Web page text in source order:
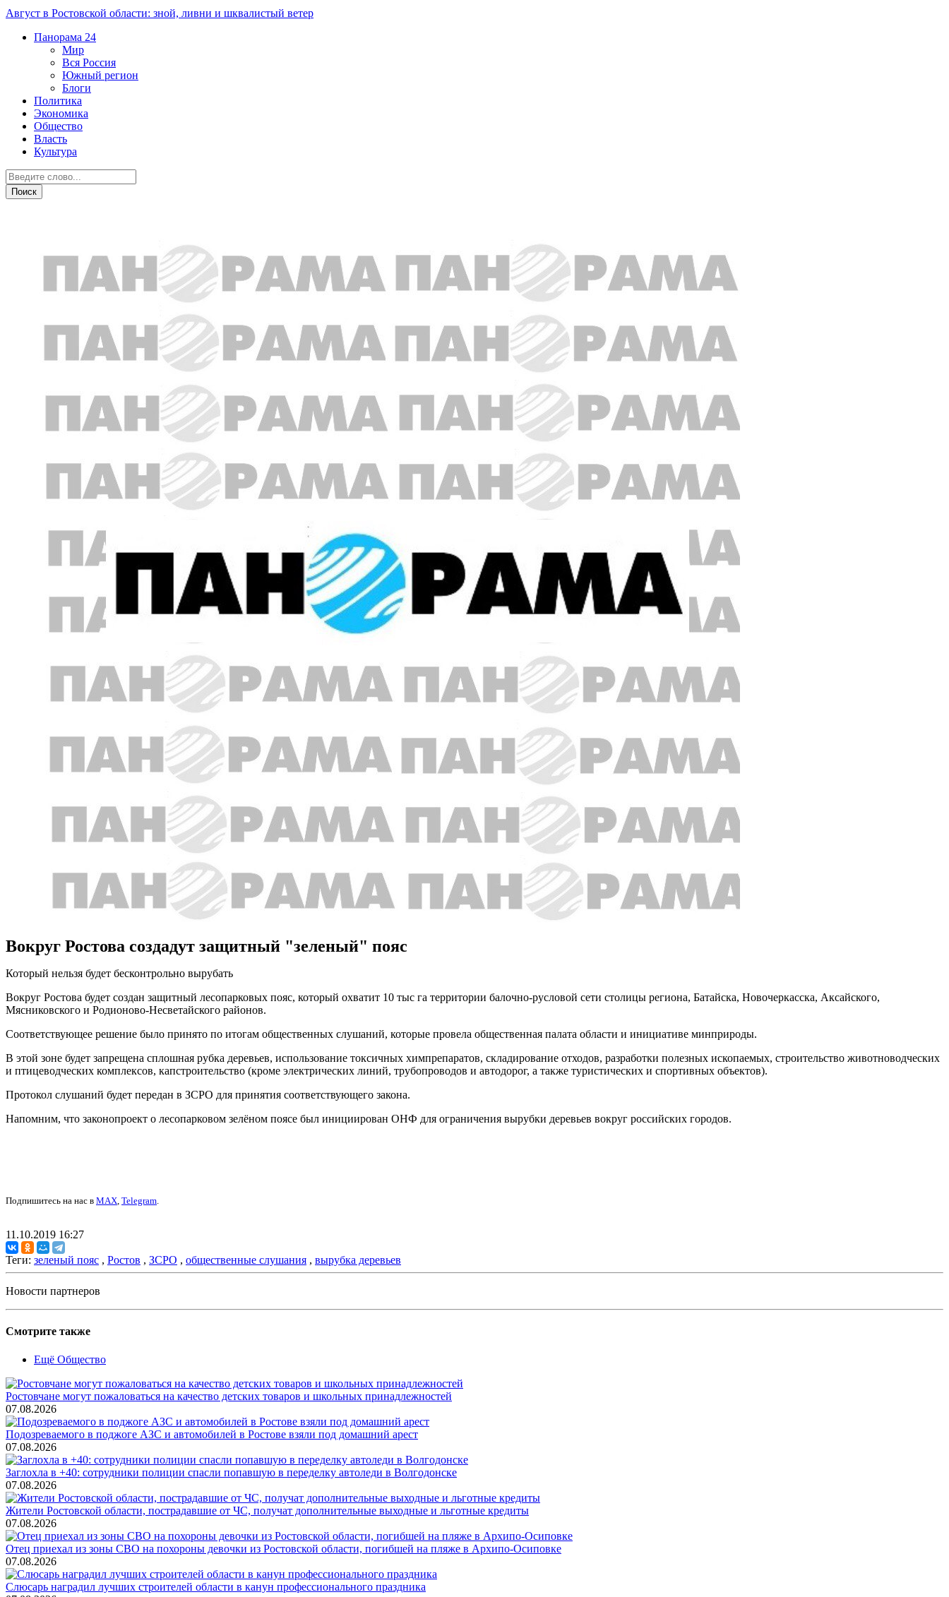
Август в Ростовской области: зной, ливни и шквалистый ветер
Панорама 24
Мир
Вся Россия
Южный регион
Блоги
Политика
Экономика
Общество
Власть
Культура
Вокруг Ростова создадут защитный "зеленый" пояс
Который нельзя будет бесконтрольно вырубать
Вокруг Ростова будет создан защитный лесопарковых пояс, который охватит 10 тыс га территории балочно-русловой сети столицы региона, Батайска, Новочеркасска, Аксайского,
Мясниковского и Родионово-Несветайского районов.
Соответствующее решение было принято по итогам общественных слушаний, которые провела общественная палата области и инициативе минприроды.
В этой зоне будет запрещена сплошная рубка деревьев, использование токсичных химпрепаратов, складирование отходов, разработки полезных ископаемых, строительство животноводческих
и птицеводческих комплексов, капстроительство (кроме электрических линий, трубопроводов и автодорог, а также туристических и спортивных объектов).
Протокол слушаний будет передан в ЗСРО для принятия соответствующего закона.
Напомним, что законопроект о лесопарковом зелёном поясе был инициирован ОНФ для ограничения вырубки деревьев вокруг российских городов.
Подпишитесь на нас в MAX, Telegram.
11.10.2019 16:27
Теги: зеленый пояс , Ростов , ЗСРО , общественные слушания , вырубка деревьев
Новости партнеров
Смотрите также
Ещё Общество
Ростовчане могут пожаловаться на качество детских товаров и школьных принадлежностей
07.08.2026
Подозреваемого в поджоге АЗС и автомобилей в Ростове взяли под домашний арест
07.08.2026
Заглохла в +40: сотрудники полиции спасли попавшую в переделку автоледи в Волгодонске
07.08.2026
Жители Ростовской области, пострадавшие от ЧС, получат дополнительные выходные и льготные кредиты
07.08.2026
Отец приехал из зоны СВО на похороны девочки из Ростовской области, погибшей на пляже в Архипо-Осиповке
07.08.2026
Слюсарь наградил лучших строителей области в канун профессионального праздника